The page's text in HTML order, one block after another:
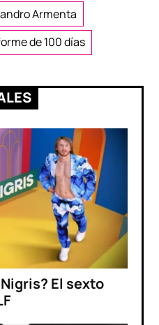
Armenta
de 100 días
El sexto